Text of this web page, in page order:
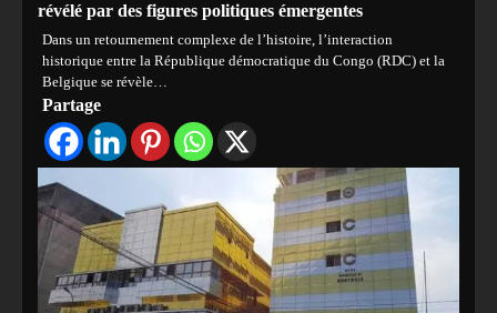
révélé par des figures politiques émergentes
Dans un retournement complexe de l’histoire, l’interaction
historique entre la République démocratique du Congo (RDC) et la
Belgique se révèle…
Partage